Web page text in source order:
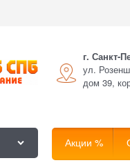
г. Санкт-
ул.
дом 39,
Акции %